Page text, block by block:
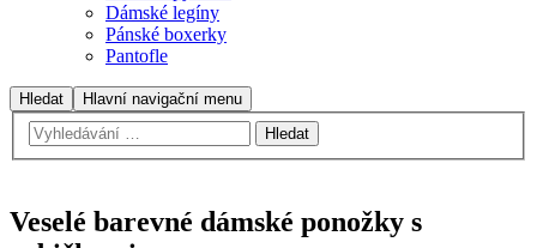
Dámské legíny
Pánské boxerky
Pantofle
Hledat Hlavní navigační menu
Veselé barevné dámské ponožky s